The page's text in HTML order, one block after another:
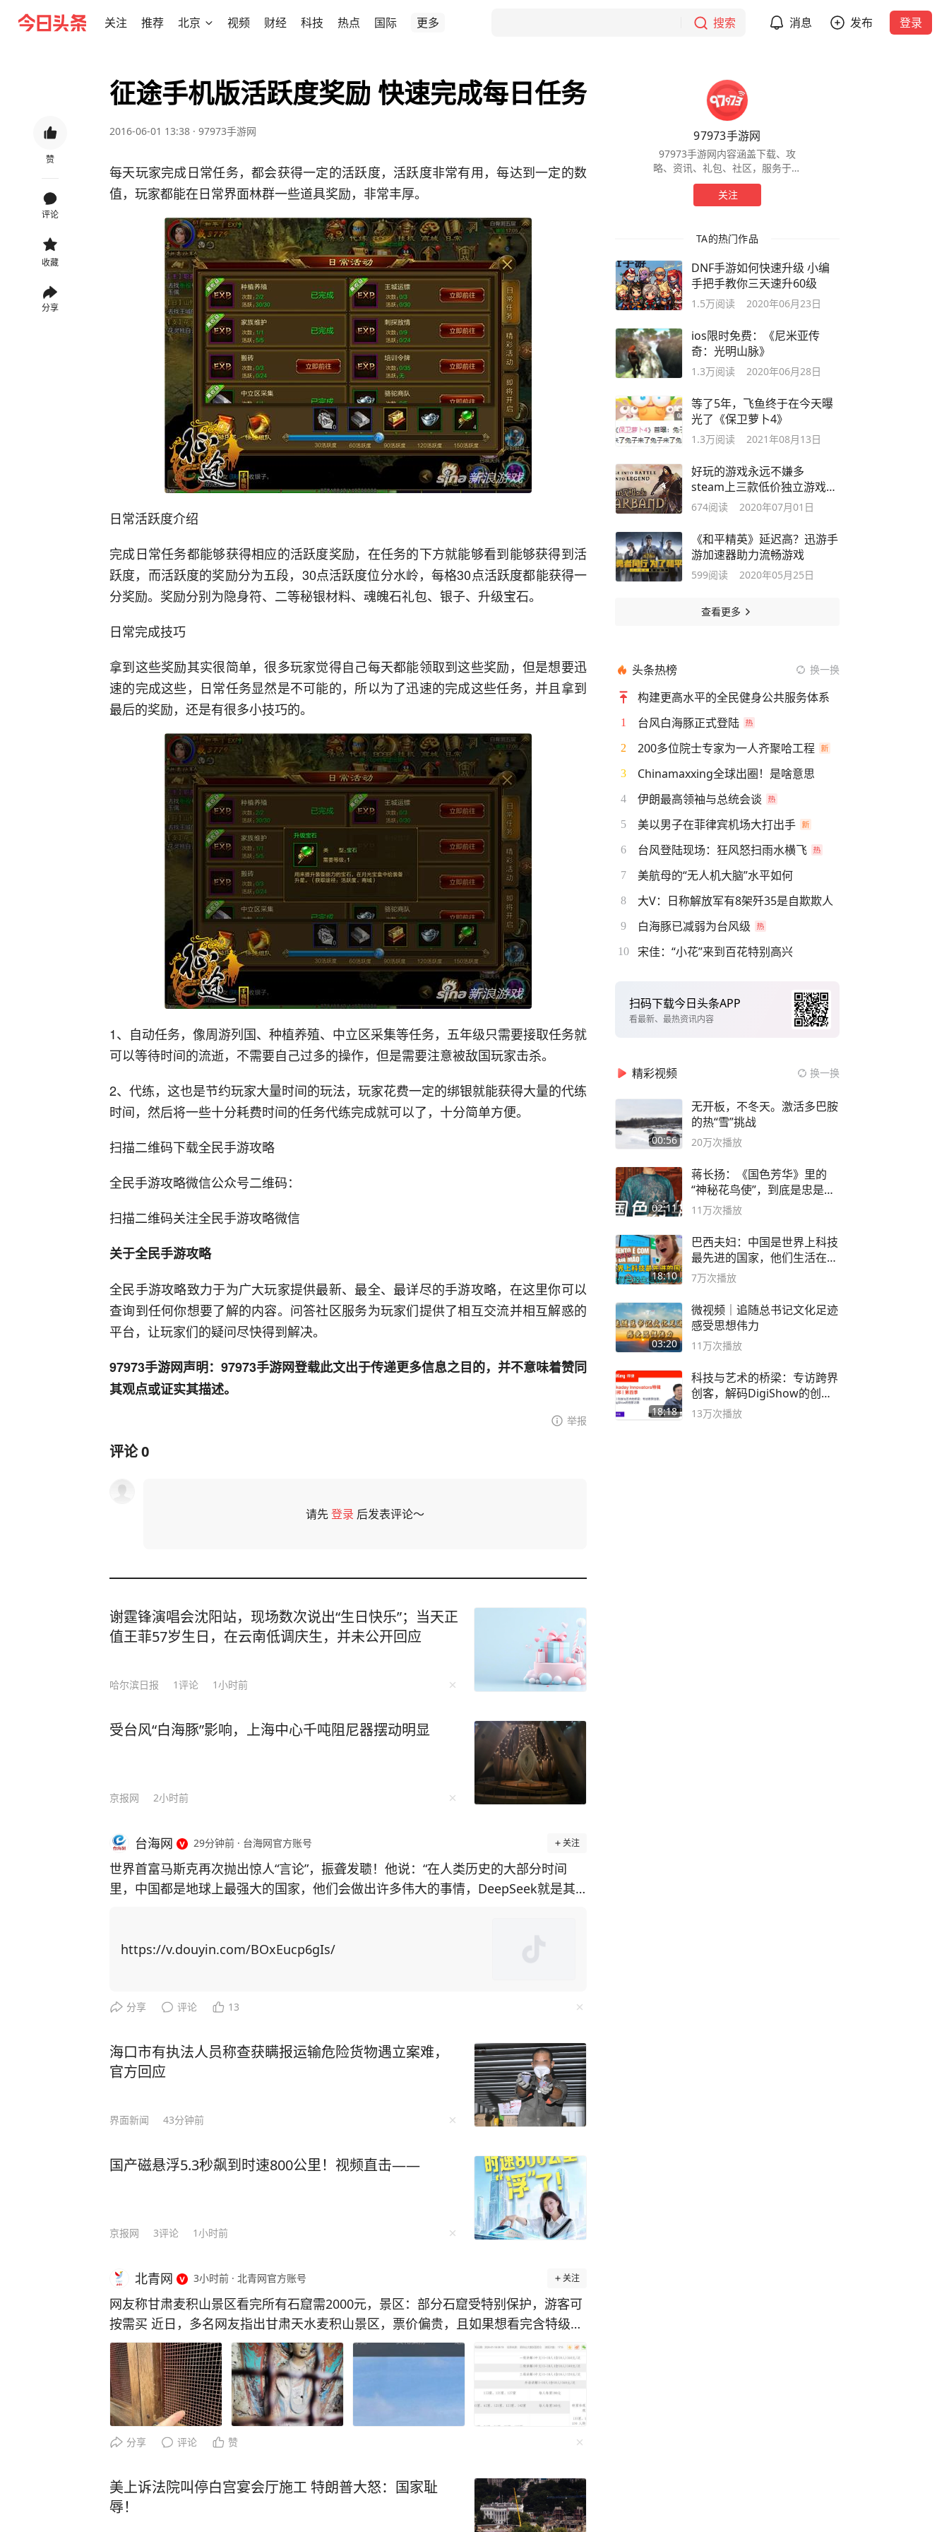
关注 推荐 北京 视频 财经 科技 热点 国际 更多 搜索 消息 发布 登录
赞
评论
收藏
分享
征途手机版活跃度奖励 快速完成每日任务
2016-06-01 13:38 · 97973手游网
每天玩家完成日常任务，都会获得一定的活跃度，活跃度非常有用，每达到一定的数
值，玩家都能在日常界面林群一些道具奖励，非常丰厚。
日常活跃度介绍
完成日常任务都能够获得相应的活跃度奖励，在任务的下方就能够看到能够获得到活
跃度，而活跃度的奖励分为五段，30点活跃度位分水岭，每格30点活跃度都能获得一
分奖励。奖励分别为隐身符、二等秘银材料、魂魄石礼包、银子、升级宝石。
日常完成技巧
拿到这些奖励其实很简单，很多玩家觉得自己每天都能领取到这些奖励，但是想要迅
速的完成这些，日常任务显然是不可能的，所以为了迅速的完成这些任务，并且拿到
最后的奖励，还是有很多小技巧的。
1、自动任务，像周游列国、种植养殖、中立区采集等任务，五年级只需要接取任务就
可以等待时间的流逝，不需要自己过多的操作，但是需要注意被敌国玩家击杀。
2、代练，这也是节约玩家大量时间的玩法，玩家花费一定的绑银就能获得大量的代练
时间，然后将一些十分耗费时间的任务代练完成就可以了，十分简单方便。
扫描二维码下载全民手游攻略
全民手游攻略微信公众号二维码：
扫描二维码关注全民手游攻略微信
关于全民手游攻略
全民手游攻略致力于为广大玩家提供最新、最全、最详尽的手游攻略，在这里你可以
查询到任何你想要了解的内容。问答社区服务为玩家们提供了相互交流并相互解惑的
平台，让玩家们的疑问尽快得到解决。
97973手游网声明：97973手游网登载此文出于传递更多信息之目的，并不意味着赞同
其观点或证实其描述。
举报
评论0
请先登录 后发表评论～
谢霆锋演唱会沈阳站，现场数次说出“生日快乐”；当天正
值王菲57岁生日，在云南低调庆生，并未公开回应
哈尔滨日报 1评论 1小时前
受台风“白海豚”影响，上海中心千吨阻尼器摆动明显
京报网 2小时前
台海网 29分钟前 · 台海网官方账号 关注
世界首富马斯克再次抛出惊人“言论”，振聋发聩！他说：“在人类历史的大部分时间
里，中国都是地球上最强大的国家，他们会做出许多伟大的事情，DeepSeek就是其
这位科技界的领航者的每一个举动都备受瞩目。 他直言不讳地表达了自己对中国科技
凡的突破。”尤为引人注目的是，马斯克将DeepSeek的崛起置于了一个更为深远的历
识，他同时也对AI的安全性表示了深切的担忧。 AI对人类的影响有80%的可能是好
的，但也有20%导致人类面临灭绝的风险。他强调，AI的发展要么极大地提升人类文
实的发生在我们身边。清华大学刘嘉教授公开宣称：AI会取代95%的教师！ 人工智能
AI正在疯狂地向社会各个行业渗透，连公务员、医生、教师、审计等饭碗不保。以前
宇树科技老板王兴兴，接受采访时曾表示：未来整个社会将有可能由机器人来承担工
出水面 —— 人才短缺。据相关数据显示，中国 AI 人才缺口高达 500 万。 这是一个
怎样的概念呢？相当于每 10 个 AI 相关岗位，可能只有不到 1 个合适的人才来填补。
如此巨大的人才缺口，无疑给 AI 产业的持续发展蒙上了一层阴影。 因此，教育部门
育部已经做出了一个重要的战略部署。 教育部办公厅正式部署了中小学人工智能教
育。绝对是和每一个孩子都密切相关。通知中明确要求“2030年前在中小学基本普及AI
教育”。 传统教育模式正被AI“降维打击”！ 可以说，高校 “AI 学院”会成为新一代青年
应对未来的 “桥头堡”！ 从小学习了解AI，并非贩卖焦虑，这叫未雨绸缪！！2025年
起，AI知识渗透中小学所有学科！语文考“AI写作”、数学考“算法逻辑”、科学考“机器
人编程”...... 如果你还是“机器学习”“神经网络”听着就头疼，专业教材翻3页就犯困，网
上碎片教程学完也似懂非懂；想给6-15岁娃做AI启蒙，怕自己讲不明白误导孩子，更
担心娃跟不上AI时代，那你就要小心了！ 如果你也有这些困扰，那么强烈推荐这套上
百位名师推崇的《漫画讲透人工智能》，直接打破AI科普的“劝退魔咒”！用趣味漫画
得会、用得上。 别以为它只有漫画好看，干货密度直接拉满！ 全书足足涵盖500多个
AI核心知识点，还覆盖了六大前沿科技主题——智能芯片、机器人、自动驾驶、元宇
https://v.douyin.com/BOxEucp6gIs/
分享 评论 13
海口市有执法人员称查获瞒报运输危险货物遇立案难，
官方回应
界面新闻 43分钟前
国产磁悬浮5.3秒飙到时速800公里！视频直击——
京报网 3评论 1小时前
北青网 3小时前 · 北青网官方账号 关注
网友称甘肃麦积山景区看完所有石窟需2000元，景区：部分石窟受特别保护，游客可
按需买 近日，多名网友指出甘肃天水麦积山景区，票价偏贵，且如果想看完含特级保
护石窟（特窟）在内的所有石窟，需要花费2000多元，同时普通石窟（普窟）景点被
栅栏隔离，影响游览效果。 记者注意到，在景区官网、小程序上标有不同类型的票价
信息，其中含普通石窟项目的门票80元，不含石窟的门票25元，10多个特窟单价分别
在100-180元不等，并注有“特窟参观由讲解员带领，需购买普通参观讲解票和特窟参
观票”，部分特窟每天允许参观的人数有限。 8月9日，麦积山景区工作人员回应：“特
窟受到特别保护，是按每个窟收费，每个窟都去完整算下来，价格的确差不多要2000
了1小时。” 综合潇湘晨报
分享 评论 赞
美上诉法院叫停白宫宴会厅施工 特朗普大怒：国家耻
辱！
97973手游网
97973手游网内容涵盖下载、攻
略、资讯、礼包、社区，服务于全
球手游玩家，为玩家提供一站式服
务。
关注
TA的热门作品
DNF手游如何快速升级 小编
手把手教你三天速升60级
1.5万阅读 2020年06月23日
ios限时免费：《尼米亚传
奇：光明山脉》
1.3万阅读 2020年06月28日
等了5年，飞鱼终于在今天曝
光了《保卫萝卜4》
1.3万阅读 2021年08月13日
好玩的游戏永远不嫌多
steam上三款低价独立游戏推
荐
674阅读 2020年07月01日
《和平精英》延迟高？迅游手
游加速器助力流畅游戏
599阅读 2020年05月25日
查看更多
头条热榜 换一换
构建更高水平的全民健身公共服务体系
1 台风白海豚正式登陆
2 200多位院士专家为一人齐聚哈工程
3 Chinamaxxing全球出圈！是啥意思
4 伊朗最高领袖与总统会谈
5 美以男子在菲律宾机场大打出手
6 台风登陆现场：狂风怒扫雨水横飞
7 美航母的“无人机大脑”水平如何
8 大V：日称解放军有8架歼35是自欺欺人
9 白海豚已减弱为台风级
10 宋佳：“小花”来到百花特别高兴
扫码下载今日头条APP
看最新、最热资讯内容
精彩视频 换一换
00:56
无开板，不冬天。激活多巴胺
的热“雪”挑战
20万次播放
02:11
蒋长扬：《国色芳华》里的
“神秘花鸟使”，到底是忠是
奸？
11万次播放
18:10
巴西夫妇：中国是世界上科技
最先进的国家，他们生活在
2999年
7万次播放
03:20
微视频｜追随总书记文化足迹
感受思想伟力
11万次播放
18:18
科技与艺术的桥梁：专访跨界
创客，解码DigiShow的创新
之路
13万次播放